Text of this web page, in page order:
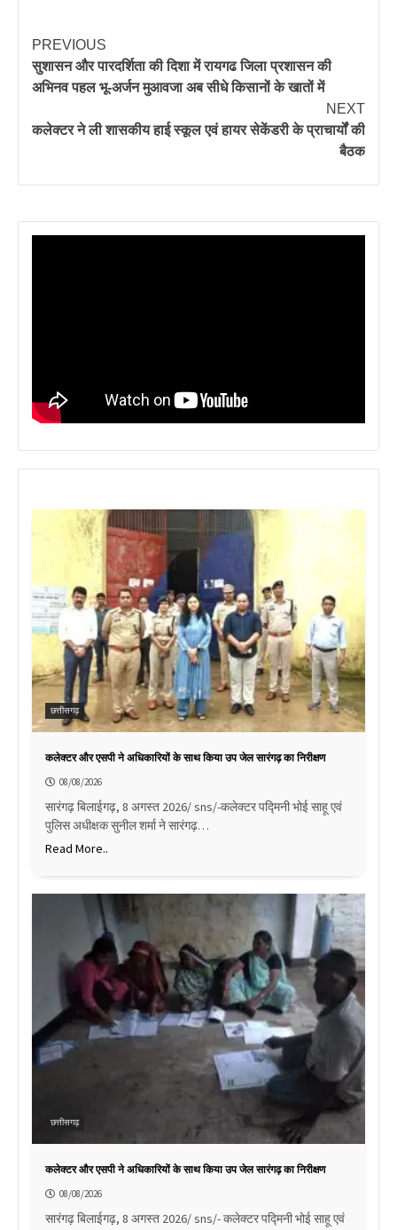
PREVIOUS
सुशासन और पारदर्शिता की दिशा में रायगढ जिला प्रशासन की
अभिनव पहल भू-अर्जन मुआवजा अब सीधे किसानों के खातों में
NEXT
कलेक्टर ने ली शासकीय हाई स्कूल एवं हायर सेकेंडरी के प्राचार्यों की
बैठक
छत्तीसगढ़
कलेक्टर और एसपी ने अधिकारियों के साथ किया उप जेल सारंगढ़ का निरीक्षण
08/08/2026
सारंगढ़ बिलाईगढ़, 8 अगस्त 2026/ sns/-कलेक्टर पद्मिनी भोई साहू एवं
पुलिस अधीक्षक सुनील शर्मा ने सारंगढ़…
Read More..
छत्तीसगढ़
कलेक्टर और एसपी ने अधिकारियों के साथ किया उप जेल सारंगढ़ का निरीक्षण
08/08/2026
सारंगढ़ बिलाईगढ़, 8 अगस्त 2026/ sns/- कलेक्टर पद्मिनी भोई साहू एवं